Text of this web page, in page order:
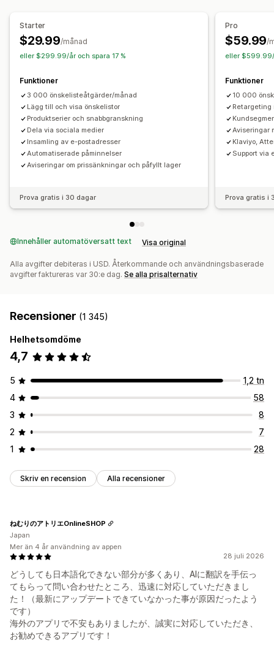
Instrumentpanel
Lägg i varukorgen
Anpassning
Anpassat varumärke
Anpassade ikoner Flera språk
Köpaviseringar Prisaviseringar
Starter
$29.99/månad
eller $299.99/år och spara 17 %
Funktioner
3 000 önskelisteåtgärder/månad
Lägg till och visa önskelistor
Produktserier och snabbgranskning
Dela via sociala medier
Insamling av e-postadresser
Automatiserade påminnelser
Aviseringar om prissänkningar och påfyllt lager
Prova gratis i 30 dagar
Pro
$59.99/
eller $599.99/
Funktioner
10 000
Retargeting
Aviseringar
Klaviyo,
Support via
Prova gratis i
Innehåller automatöversatt text Visa original
Alla avgifter debiteras i USD. Återkommande och användningsbaserade
avgifter faktureras var 30:e dag. Se alla prisalternativ
Recensioner (1 345)
Helhetsomdöme
4,7
5
1,2 tn
4
58
3
8
2
7
1
28
Skriv en recension Alla recensioner
28 juli 2026
どうしても日本語化できない部分が多くあり、AIに翻訳を手伝っ
てもらって問い合わせたところ、迅速に対応していただきまし
た！（最新にアップデートできていなかった事が原因だったよう
です）
海外のアプリで不安もありましたが、誠実に対応していただき、
お勧めできるアプリです！
ねむりのアトリエOnlineSHOP
Japan
Mer än 4 år användning av appen